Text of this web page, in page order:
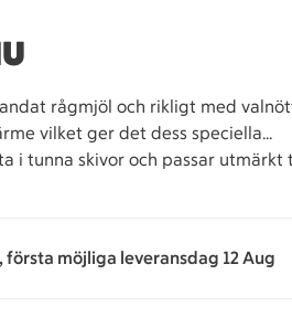
rågmjöl och rikligt med
vilket ger det dess speciella
i tunna skivor och passar utmärkt
möjliga leveransdag 12 Aug